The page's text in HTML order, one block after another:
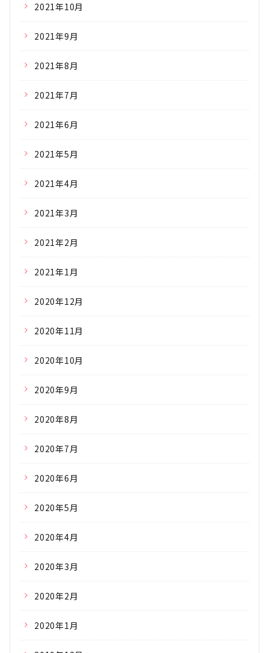
2021年10月
2021年9月
2021年8月
2021年7月
2021年6月
2021年5月
2021年4月
2021年3月
2021年2月
2021年1月
2020年12月
2020年11月
2020年10月
2020年9月
2020年8月
2020年7月
2020年6月
2020年5月
2020年4月
2020年3月
2020年2月
2020年1月